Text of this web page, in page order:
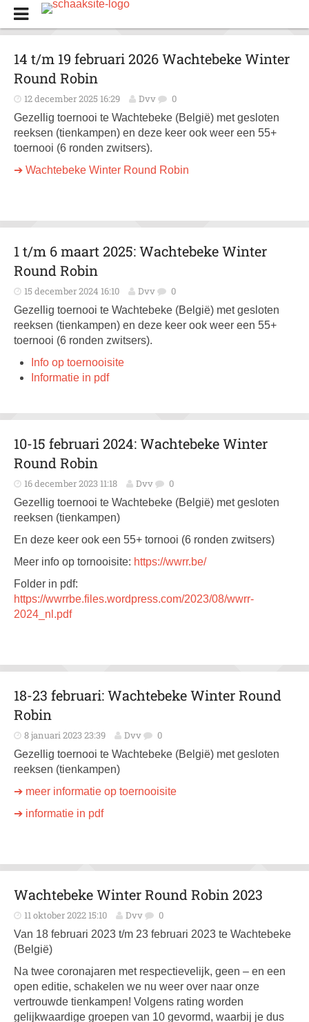
14 t/m 19 februari 2026 Wachtebeke Winter
Round Robin
12 december 2025 16:29 Dvv 0
Gezellig toernooi te Wachtebeke (België) met gesloten
reeksen (tienkampen) en deze keer ook weer een 55+
toernooi (6 ronden zwitsers).
➔ Wachtebeke Winter Round Robin
1 t/m 6 maart 2025: Wachtebeke Winter
Round Robin
15 december 2024 16:10 Dvv 0
Gezellig toernooi te Wachtebeke (België) met gesloten
reeksen (tienkampen) en deze keer ook weer een 55+
toernooi (6 ronden zwitsers).
Info op toernooisite
Informatie in pdf
10-15 februari 2024: Wachtebeke Winter
Round Robin
16 december 2023 11:18 Dvv 0
Gezellig toernooi te Wachtebeke (België) met gesloten
reeksen (tienkampen)
En deze keer ook een 55+ tornooi (6 ronden zwitsers)
Meer info op tornooisite: https://wwrr.be/
Folder in pdf:
https://wwrrbe.files.wordpress.com/2023/08/wwrr-
2024_nl.pdf
18-23 februari: Wachtebeke Winter Round
Robin
8 januari 2023 23:39 Dvv 0
Gezellig toernooi te Wachtebeke (België) met gesloten
reeksen (tienkampen)
➔ meer informatie op toernooisite
➔ informatie in pdf
Wachtebeke Winter Round Robin 2023
11 oktober 2022 15:10 Dvv 0
Van 18 februari 2023 t/m 23 februari 2023 te Wachtebeke
(België)
Na twee coronajaren met respectievelijk, geen – en een
open editie, schakelen we nu weer over naar onze
vertrouwde tienkampen! Volgens rating worden
gelijkwaardige groepen van 10 gevormd, waarbij je dus